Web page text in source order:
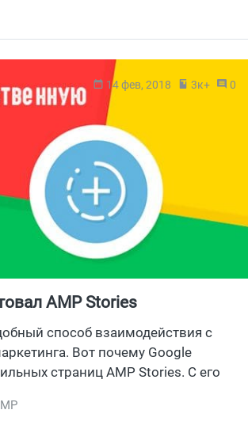
14 фев, 2018 3к+ 0
AMP Stories
способ взаимодействия с
Вот почему Google
страниц AMP Stories. С его
контент, состоящий из